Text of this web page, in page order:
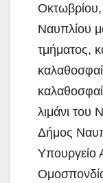
Ναυπλίου
τμήματος,
λιμάνι του
Δήμος
Υπουργείο